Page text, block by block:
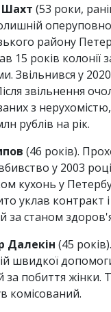
Шахт (53 роки,
району
15 років колонії
Звільнився у
звільнення
з
рублів на рік.
(46 років).
у 2003
кухонь у
уклав контракт
за станом
Далекін (45
швидкої
за побиття жінки.
комісований.